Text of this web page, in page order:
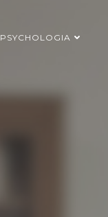
PSYCHOLOGIA